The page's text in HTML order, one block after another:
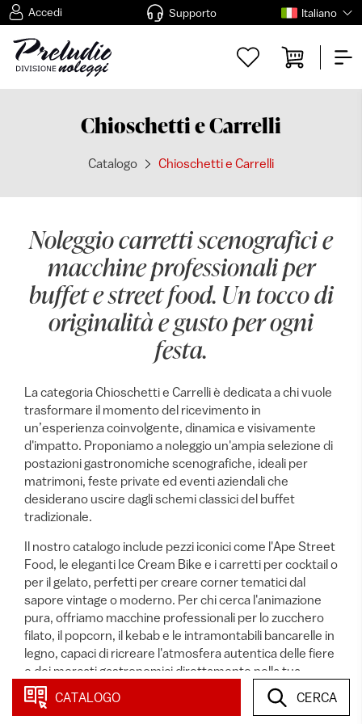
Accedi Supporto Italiano
Chioschetti e Carrelli
Catalogo Chioschetti e Carrelli
Noleggio carretti scenografici e
macchine professionali per
buffet e street food. Un tocco di
originalità e gusto per ogni
festa.
La categoria Chioschetti e Carrelli è dedicata a chi vuole
trasformare il momento del ricevimento in
un’esperienza coinvolgente, dinamica e visivamente
d'impatto. Proponiamo a noleggio un'ampia selezione di
postazioni gastronomiche scenografiche, ideali per
matrimoni, feste private ed eventi aziendali che
desiderano uscire dagli schemi classici del buffet
tradizionale.
Il nostro catalogo include pezzi iconici come l'Ape Street
Food, le eleganti Ice Cream Bike e i carretti per cocktail o
per il gelato, perfetti per creare corner tematici dal
sapore vintage o moderno. Per chi cerca l'animazione
pura, offriamo macchine professionali per lo zucchero
filato, il popcorn, il kebab e le intramontabili bancarelle in
legno, capaci di ricreare l'atmosfera autentica delle fiere
e dei mercati gastronomici direttamente nella tua
location.
CATALOGO CERCA